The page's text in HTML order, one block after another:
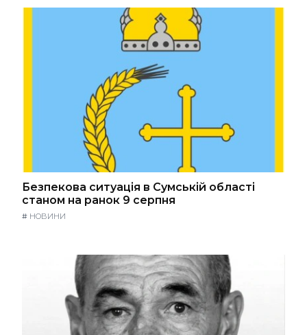
Безпекова ситуація в Сумській області
станом на ранок 9 серпня
# НОВИНИ